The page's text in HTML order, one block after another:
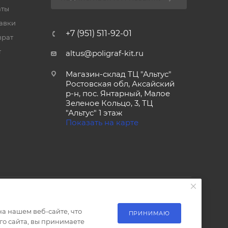
+7 (951) 511-92-01
altus@poligraf-kit.ru
Магазин-склад ТЦ "Альтус"
Ростовская обл, Аксайский
р-н, пос. Янтарный, Малое
Зеленое Кольцо, 3, ТЦ
"Альтус" 1 этаж
Показать на карте
нашем веб-сайте, что
сайта, вы принимаете
ПРИНИМАЮ